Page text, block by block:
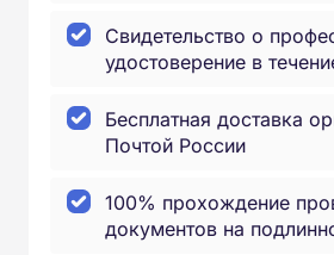
Свидетельство о
удостоверение в
Бесплатная доставка
Почтой России
100% прохождение
документов на